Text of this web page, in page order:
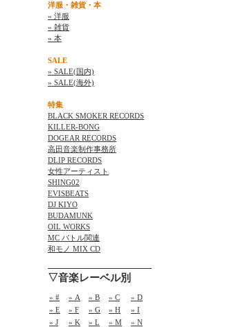
洋服・雑貨・本
» 洋服
» 雑貨
» 本
SALE
» SALE(国内)
» SALE(海外)
特集
BLACK SMOKER RECORDS
KILLER-BONG
DOGEAR RECORDS
高田音楽制作事務所
DLIP RECORDS
女性アーティスト
SHING02
EVISBEATS
DJ KIYO
BUDAMUNK
OIL WORKS
MC バトル関連
和モノ MIX CD
▽音楽レーベル別
» # » A » B » C
» D
» E
» F » G » H
» I
» J
» K » L » M
» N